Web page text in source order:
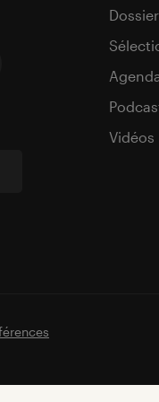
Vidéos